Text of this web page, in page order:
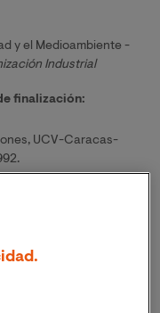
y el Medioambiente -
Industrial
finalización:
UCV-Caracas-
- Centro Tecnológico